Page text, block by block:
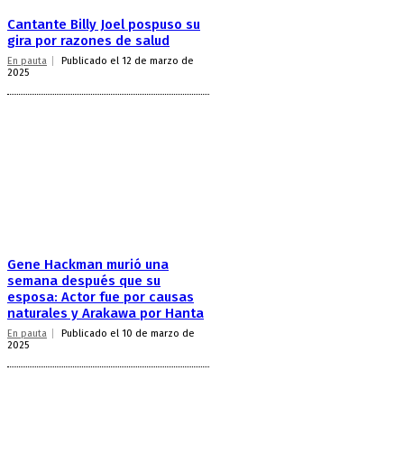
Cantante Billy Joel pospuso su
gira por razones de salud
En pauta
Publicado el 12 de marzo de
2025
Gene Hackman murió una
semana después que su
esposa: Actor fue por causas
naturales y Arakawa por Hanta
En pauta
Publicado el 10 de marzo de
2025